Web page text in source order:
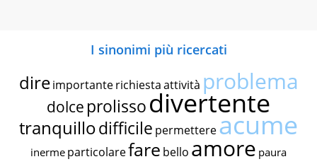
I sinonimi più ricercati
dire importante richiestaattività problema
dolce prolissodivertente
tranquillodifficile permettereacume
inerme particolarefare bello amore paura